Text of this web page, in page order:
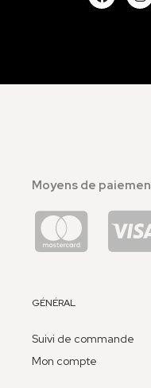
Moyens de
GÉNÉRAL
Suivi de commande
Mon compte